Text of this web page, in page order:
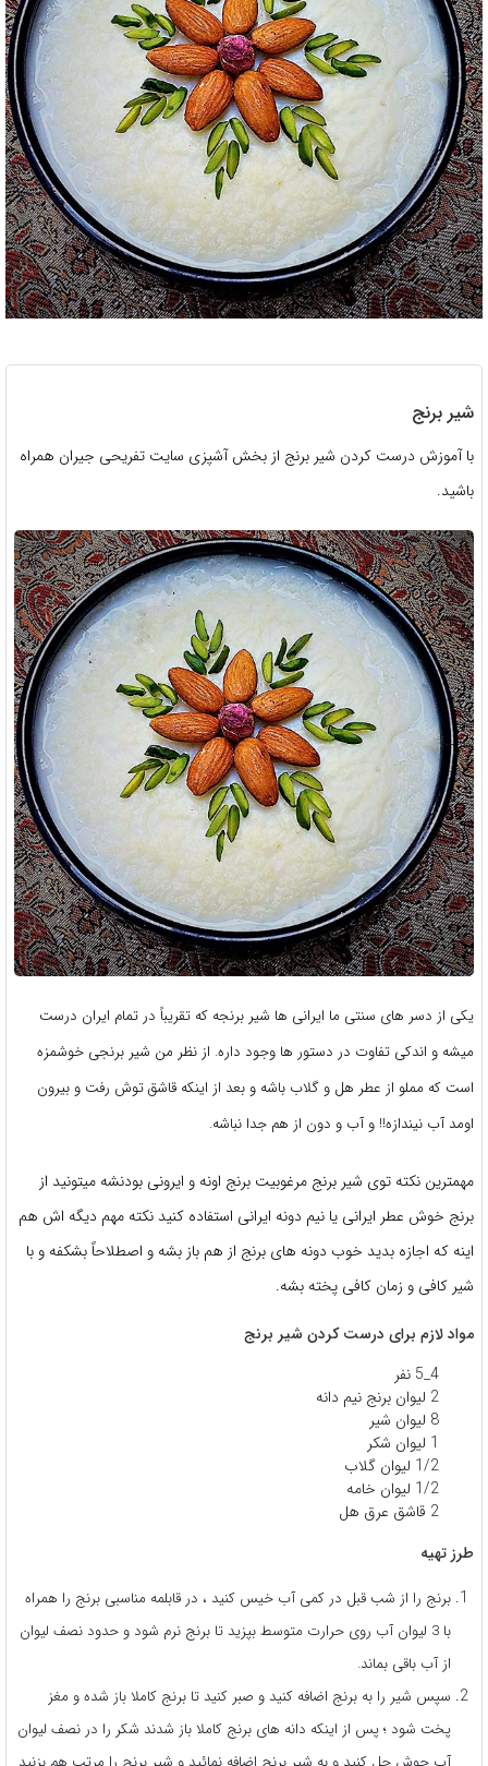
شیر برنج
با آموزش درست کردن شیر برنج از بخش آشپزی سایت تفریحی جیران همراه
باشید.
یکی از دسر های سنتی ما ایرانی ها شیر برنجه که تقریباً در تمام ایران درست
میشه و اندکی تفاوت در دستور ها وجود داره. از نظر من شیر برنجی خوشمزه
است که مملو از عطر هل و گلاب باشه و بعد از اینکه قاشق توش رفت و بیرون
اومد آب نیندازه!! و آب و دون از هم جدا نباشه.
مهمترین نکته توی شیر برنج مرغوبیت برنج اونه و ایرونی بودنشه میتونید از
برنج خوش عطر ایرانی یا نیم دونه ایرانی استفاده کنید نکته مهم دیگه اش هم
اینه که اجازه بدید خوب دونه های برنج از هم باز بشه و اصطلاحاً بشکفه و با
شیر کافی و زمان کافی پخته بشه.
مواد لازم برای درست کردن شیر برنج
برنج نیم دانه
شیر
شکر
گلاب
خامه
طرز تهیه
برنج را از شب قبل در کمی آب خیس کنید ، در قابلمه مناسبی برنج را همراه
با 3 لیوان آب روی حرارت متوسط بپزید تا برنج نرم شود و حدود نصف لیوان
از آب باقی بماند.
سپس شیر را به برنج اضافه کنید و صبر کنید تا برنج کاملا باز شده و مغز
پخت شود ؛ پس از اینکه دانه های برنج کاملا باز شدند شکر را در نصف لیوان